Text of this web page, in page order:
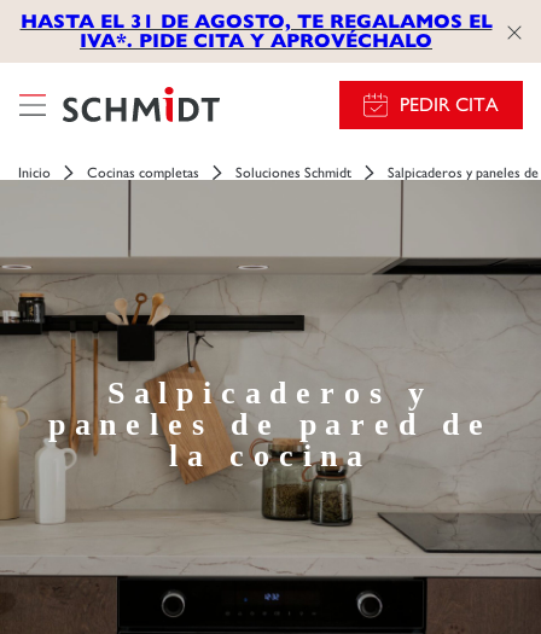
HASTA EL 31 DE AGOSTO, TE REGALAMOS EL
IVA*. PIDE CITA Y APROVÉCHALO
PEDIR CITA
Inicio Cocinas completas Soluciones Schmidt Salpicaderos y paneles
Salpicaderos y
paneles de pared de
la cocina